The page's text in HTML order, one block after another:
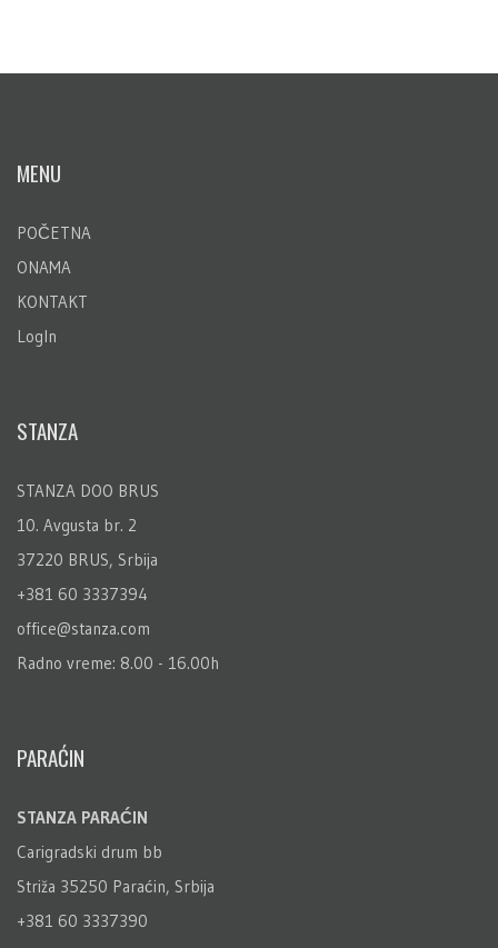
MENU
POČETNA
ONAMA
KONTAKT
LogIn
STANZA
STANZA DOO BRUS
10. Avgusta br. 2
37220 BRUS, Srbija
+381 60 3337394
office@stanza.com
Radno vreme: 8.00 - 16.00h
PARAĆIN
STANZA PARAĆIN
Carigradski drum bb
Striža 35250 Paraćin, Srbija
+381 60 3337390